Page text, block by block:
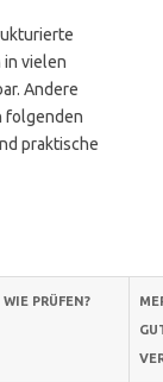
in vielen
Andere
folgenden
praktische
WIE PRÜFEN?